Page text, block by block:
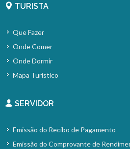
TURISTA
Que Fazer
Onde Comer
Onde Dormir
Mapa Turístico
SERVIDOR
Emissão do Recibo de Pagamento
Emissão do Comprovante de